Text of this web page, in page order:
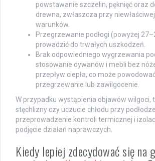
powstawanie szczelin, pęknięć oraz
drewna, zwłaszcza przy
warunków.
Przegrzewanie podłogi (powyżej
prowadzić do trwałych uszkodzeń.
Brak odpowiedniego wygrzewania
stosowanie dywanów i mebli bez
przepływ ciepła, co może
przegrzewanie lub zawilgocenie.
W przypadku wystąpienia objawów wilgoci,
stęchlizny czy uczucie chłodu przy
przeprowadzenie kontroli termicznej i
podjęcie działań naprawczych.
Kiedy lepiej zdecydować się na